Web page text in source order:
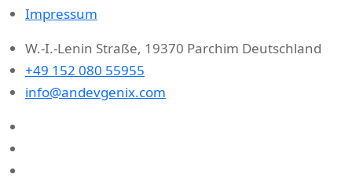
Impressum
W.-I.-Lenin Straße, 19370 Parchim Deutschland
+49 152 080 55955
info@andevgenix.com